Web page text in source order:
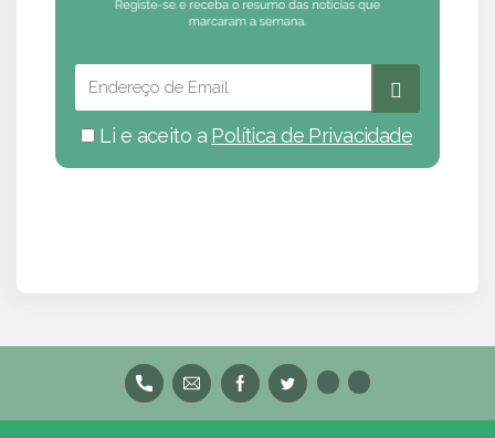
Li e aceito a Política de Privacidade